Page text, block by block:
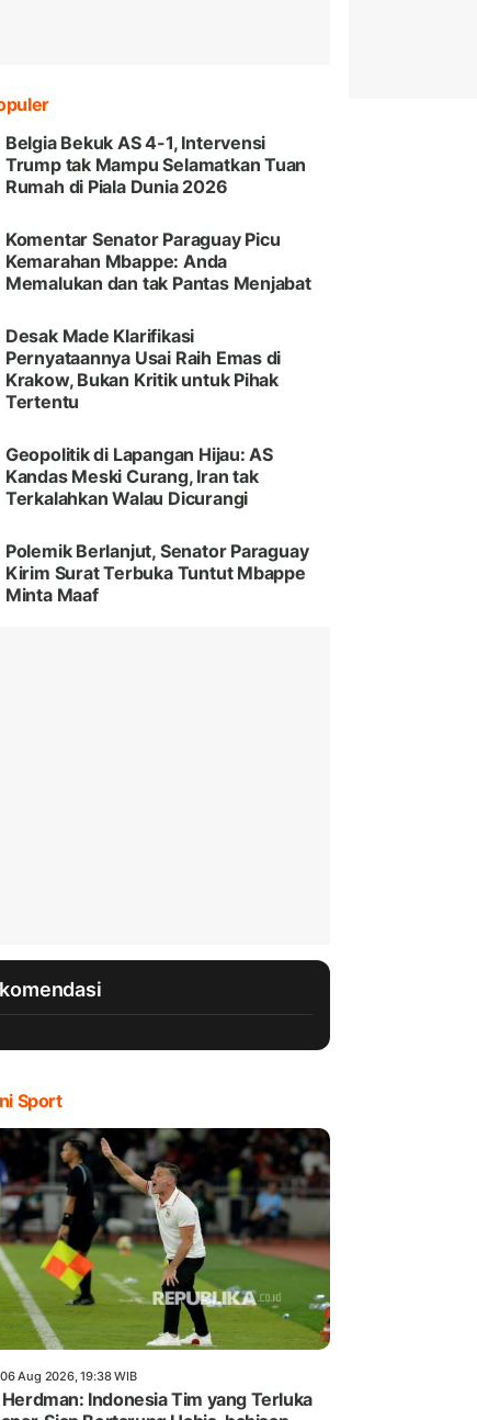
Belgia Bekuk AS 4-1, Intervensi
Trump tak Mampu Selamatkan Tuan
Rumah di Piala Dunia 2026
Komentar Senator Paraguay Picu
Kemarahan Mbappe: Anda
Memalukan dan tak Pantas Menjabat
Desak Made Klarifikasi
Pernyataannya Usai Raih Emas di
Krakow, Bukan Kritik untuk Pihak
Tertentu
Geopolitik di Lapangan Hijau: AS
Kandas Meski Curang, Iran tak
Terkalahkan Walau Dicurangi
Polemik Berlanjut, Senator Paraguay
Kirim Surat Terbuka Tuntut Mbappe
Minta Maaf
Sport
Aug 2026, 19:38 WIB
Indonesia Tim yang Terluka